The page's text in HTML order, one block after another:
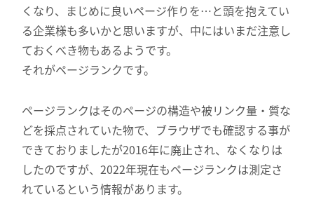
くなり、まじめに良いページ作りを…と頭を抱えてい
る企業様も多いかと思いますが、中にはいまだ注意し
ておくべき物もあるようです。
それがページランクです。
ページランクはそのページの構造や被リンク量・質な
どを採点されていた物で、ブラウザでも確認する事が
できておりましたが2016年に廃止され、なくなりは
したのですが、2022年現在もページランクは測定さ
れているという情報があります。